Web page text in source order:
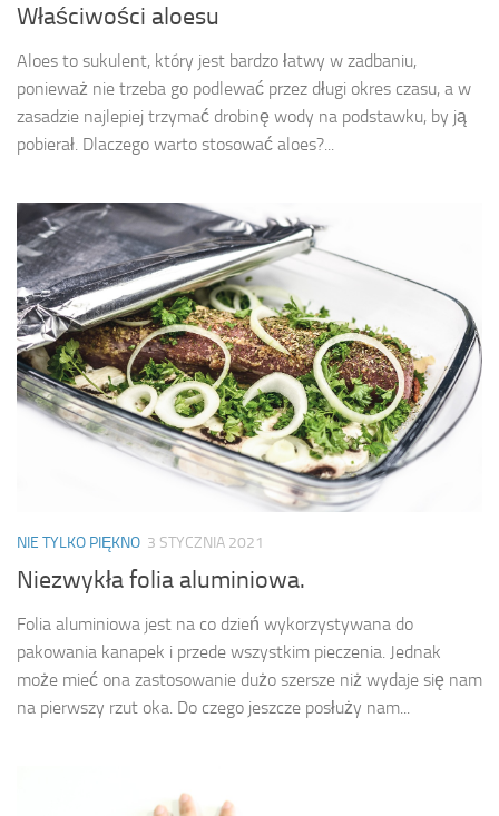
Właściwości aloesu
Aloes to sukulent, który jest bardzo łatwy w zadbaniu,
ponieważ nie trzeba go podlewać przez długi okres czasu, a w
zasadzie najlepiej trzymać drobinę wody na podstawku, by ją
pobierał. Dlaczego warto stosować aloes?...
NIE TYLKO PIĘKNO 3 STYCZNIA 2021
Niezwykła folia aluminiowa.
Folia aluminiowa jest na co dzień wykorzystywana do
pakowania kanapek i przede wszystkim pieczenia. Jednak
może mieć ona zastosowanie dużo szersze niż wydaje się nam
na pierwszy rzut oka. Do czego jeszcze posłuży nam...